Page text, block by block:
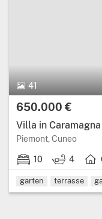
41
41 Bilder.
Preis:
650.000 €
Villa in
Piemont, Cuneo
10
10 schlafzimmer.
4
4
garten terrasse